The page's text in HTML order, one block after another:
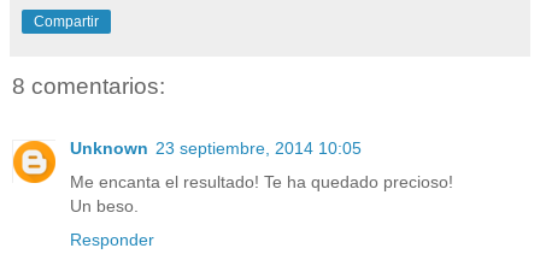
Compartir
8 comentarios:
Unknown 23 septiembre, 2014 10:05
Me encanta el resultado! Te ha quedado precioso!
Un beso.
Responder